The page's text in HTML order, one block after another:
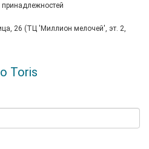
26 (ТЦ 'Миллион мелочей', эт. 2,
Toris